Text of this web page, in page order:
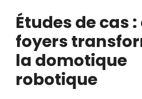
Études de cas :
foyers
la domotique
robotique